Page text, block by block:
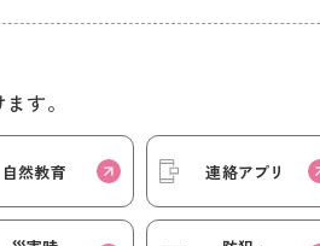
す。
自然教育 連絡アプリ